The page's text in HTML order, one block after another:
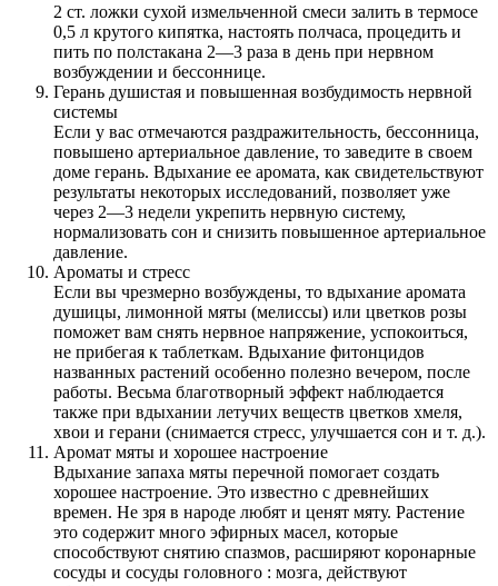
2 ст. ложки сухой измельченной смеси залить в термосе
0,5 л крутого кипятка, настоять полчаса, процедить и
пить по полстакана 2—3 раза в день при нервном
возбуждении и бессоннице.
Герань душистая и повышенная возбудимость нервной
системы
Если у вас отмечаются раздражительность, бессонница,
повышено артериальное давление, то заведите в своем
доме герань. Вдыхание ее аромата, как свидетельствуют
результаты некоторых исследований, позволяет уже
через 2—3 недели укрепить нервную систему,
нормализовать сон и снизить повышенное артериальное
давление.
Ароматы и стресс
Если вы чрезмерно возбуждены, то вдыхание аромата
душицы, лимонной мяты (мелиссы) или цветков розы
поможет вам снять нервное напряжение, успокоиться,
не прибегая к таблеткам. Вдыхание фитонцидов
названных растений особенно полезно вечером, после
работы. Весьма благотворный эффект наблюдается
также при вдыхании летучих веществ цветков хмеля,
хвои и герани (снимается стресс, улучшается сон и т. д.).
Аромат мяты и хорошее настроение
Вдыхание запаха мяты перечной помогает создать
хорошее настроение. Это известно с древнейших
времен. Не зря в народе любят и ценят мяту. Растение
это содержит много эфирных масел, которые
способствуют снятию спазмов, расширяют коронарные
сосуды и сосуды головного : мозга, действуют